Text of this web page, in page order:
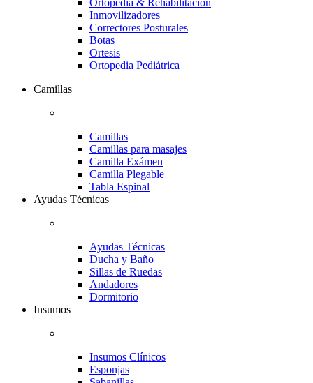
Ortopedia & Rehabilitación
Inmovilizadores
Correctores Posturales
Botas
Ortesis
Ortopedia Pediátrica
Camillas
Camillas
Camillas para masajes
Camilla Exámen
Camilla Plegable
Tabla Espinal
Ayudas Técnicas
Ayudas Técnicas
Ducha y Baño
Sillas de Ruedas
Andadores
Dormitorio
Insumos
Insumos Clínicos
Esponjas